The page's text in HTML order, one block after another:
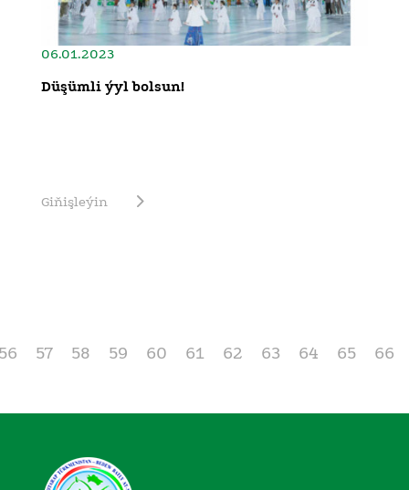
06.01.2023
Düşümli ýyl bolsun!
Giňişleýin
57 58 59 60 61 62 63 64 65 66